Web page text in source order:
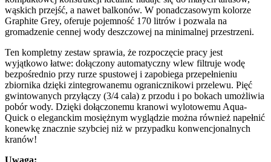
wąskich przejść, a nawet balkonów. W ponadczasowym kolorze
Graphite Grey, oferuje pojemność 170 litrów i pozwala na
gromadzenie cennej wody deszczowej na minimalnej przestrzeni.
Ten kompletny zestaw sprawia, że rozpoczęcie pracy jest
wyjątkowo łatwe: dołączony automatyczny wlew filtruje wodę
bezpośrednio przy rurze spustowej i zapobiega przepełnieniu
zbiornika dzięki zintegrowanemu ogranicznikowi przelewu. Pięć
gwintowanych przyłączy (3/4 cala) z przodu i po bokach umożliwia
pobór wody. Dzięki dołączonemu kranowi wylotowemu Aqua-
Quick o eleganckim mosiężnym wyglądzie można również napełnić
konewkę znacznie szybciej niż w przypadku konwencjonalnych
kranów!
Uwaga: